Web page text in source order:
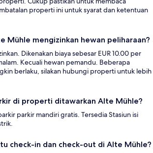
properti ini untuk syarat dan ketentuan
Mühle mengizinkan hewan peliharaan?
Dikenakan biaya sebesar EUR 10.00 per
Kecuali hewan pemandu. Beberapa
berlaku, silakan hubungi properti untuk lebih
di properti ditawarkan Alte Mühle?
parkir mandiri gratis. Tersedia Stasiun isi
check-in dan check-out di Alte Mühle?